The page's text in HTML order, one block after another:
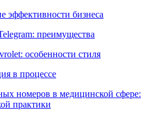
эффективности бизнеса
преимущества
особенности стиля
в процессе
номеров в медицинской сфере:
практики